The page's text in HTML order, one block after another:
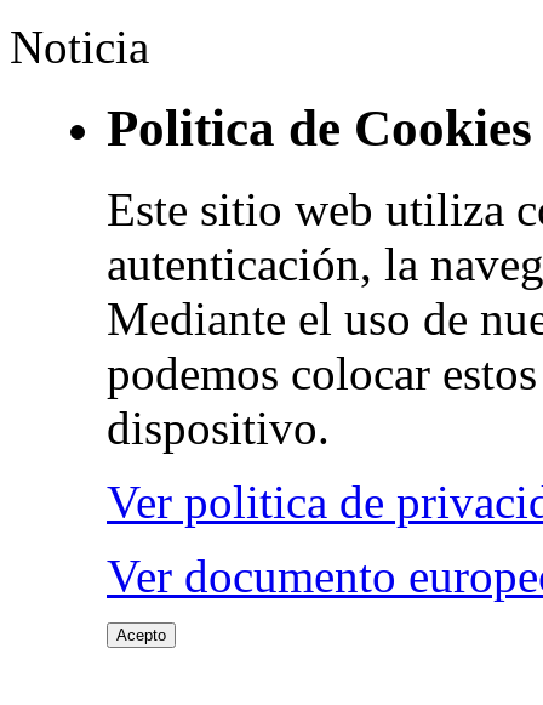
Noticia
Politica de Cookies
Este sitio web utiliza
autenticación, la
Mediante el uso de
podemos colocar
dispositivo.
Ver politica de
Ver documento
Acepto